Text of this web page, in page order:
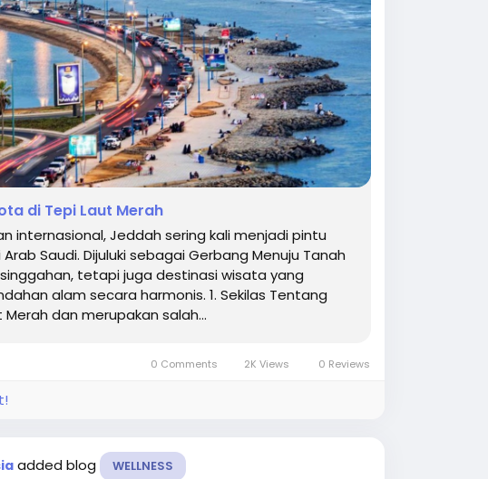
di Tepi Laut Merah
internasional, Jeddah sering kali menjadi pintu
Saudi. Dijuluki sebagai Gerbang Menuju Tanah
tetapi juga destinasi wisata yang
alam secara harmonis. 1. Sekilas Tentang
dan merupakan salah...
0 Comments 2K Views 0 Reviews
added blog WELLNESS